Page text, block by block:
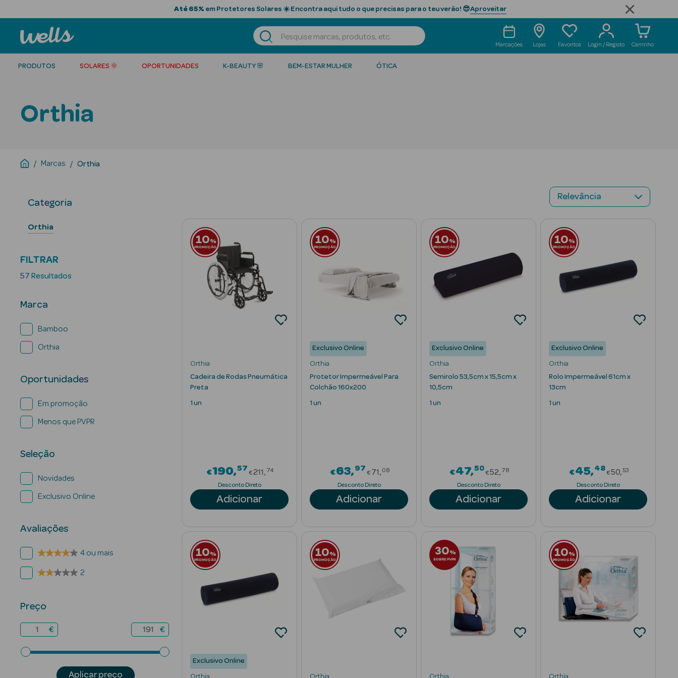
Até 65% em Protetores Solares ☀️ Encontra aqui tudo o que precisas para o teu verão! 😎Aproveitar
Marcações Lojas Favoritos Login / Registo Carrinho
PRODUTOS SOLARES 🌞 OPORTUNIDADES K-BEAUTY 🌸 BEM-ESTAR MULHER ÓTICA
Orthia
Marcas Orthia
Categoria
Orthia
FILTRAR
57 Resultados
Marca
Bamboo
Orthia
Oportunidades
Em promoção
Menos que PVPR
Seleção
Novidades
Exclusivo Online
Avaliações
4 ou mais
2
Preço
€ €
Aplicar preço
10%
PROMOÇÃO
Orthia
Cadeira de Rodas Pneumática
Preta
1 un
€190 57Price reduced from
€211 74
Desconto Direto
Adicionar
10%
PROMOÇÃO
Exclusivo Online
Orthia
Protetor Impermeável Para
Colchão 160x200
1 un
€63 97Price reduced from
€ 71 08
Desconto Direto
Adicionar
10%
PROMOÇÃO
Exclusivo Online
Orthia
Semirolo 53,5cm x 15,5cm x
10,5cm
1 un
€47 50Price reduced from
€52 78
Desconto Direto
Adicionar
10%
PROMOÇÃO
Exclusivo Online
Orthia
Rolo Impermeável 61cm x
13cm
1 un
€45 48Price
€50 53
Desconto Direto
Adicionar
10%
PROMOÇÃO
Exclusivo Online
Orthia
10%
PROMOÇÃO
Orthia
30%
SOBRE PVPR
Orthia
10%
PROMOÇÃO
Orthia